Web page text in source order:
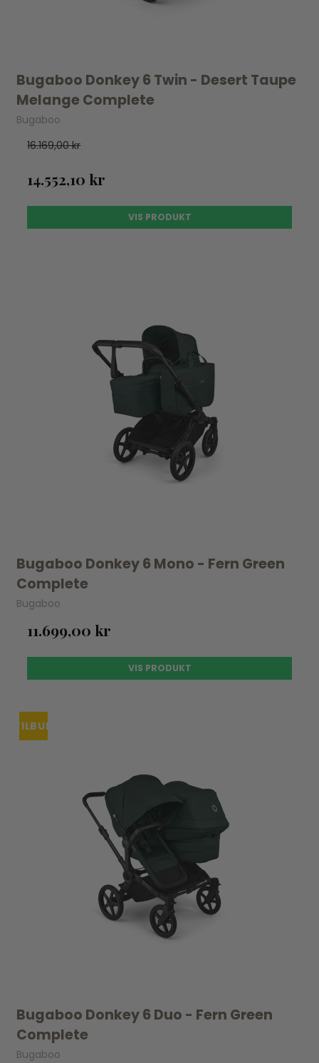
Bugaboo Donkey 6 Twin - Desert Taupe
Melange Complete
Bugaboo
16.169,00 kr
14.552,10 kr
VIS PRODUKT
Bugaboo Donkey 6 Mono - Fern Green
Complete
Bugaboo
11.699,00 kr
VIS PRODUKT
TILBUD
Bugaboo Donkey 6 Duo - Fern Green
Complete
Bugaboo